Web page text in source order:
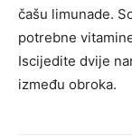
čašu limunade.
potrebne
Iscijedite dvije
između obroka.